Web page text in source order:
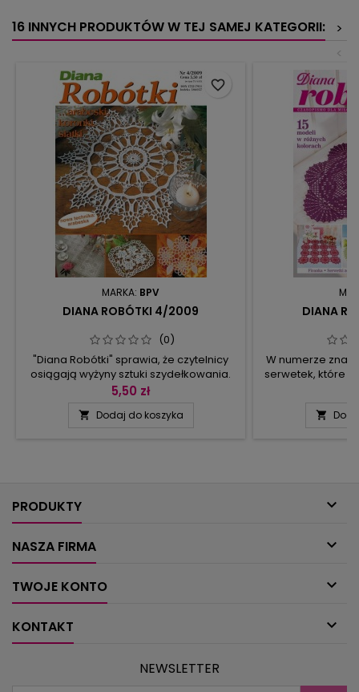
16 INNYCH PRODUKTÓW W TEJ SAMEJ KATEGORII:
>
<
MARKA: BPV
DIANA ROBÓTKI 4/2009
(0)
"Diana Robótki" sprawia, że czytelnicy
osiągają wyżyny sztuki szydełkowania.
Prezentowane wzory wykonano
siatkową, patchworkową; zamieszczono
5,50 zł
 Dodaj do koszyka
favorite_border
DIANA
W numerze
serwetek, które
dwie
PRODUKTY 
NASZA FIRMA 
TWOJE KONTO 
KONTAKT 
NEWSLETTER